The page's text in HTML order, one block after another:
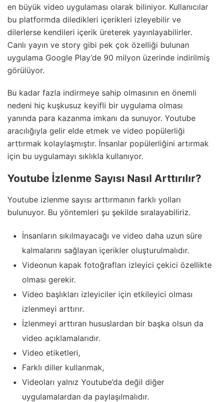
en büyük video uygulaması olarak biliniyor. Kullanıcılar
bu platformda diledikleri içerikleri izleyebilir ve
dilerlerse kendileri içerik üreterek yayınlayabilirler.
Canlı yayın ve story gibi pek çok özelliği bulunan
uygulama Google Play’de 90 milyon üzerinde indirilmiş
görülüyor.
Bu kadar fazla indirmeye sahip olmasının en önemli
nedeni hiç kuşkusuz keyifli bir uygulama olması
yanında para kazanma imkanı da sunuyor. Youtube
aracılığıyla gelir elde etmek ve video popülerliği
arttırmak kolaylaşmıştır. İnsanlar popülerliğini artırmak
için bu uygulamayı sıklıkla kullanıyor.
Youtube İzlenme Sayısı Nasıl Arttırılır?
Youtube izlenme sayısı arttırmanın farklı yolları
bulunuyor. Bu yöntemleri şu şekilde sıralayabiliriz.
İnsanların sıkılmayacağı ve video daha uzun süre
kalmalarını sağlayan içerikler oluşturulmalıdır.
Videonun kapak fotoğrafları izleyici çekici özellikte
olması gerekir.
Video başlıkları izleyiciler için etkileyici olması
izlenmeyi arttırır.
İzlenmeyi arttıran hususlardan bir başka olsun da
video açıklamalarıdır.
Video etiketleri,
Farklı diller kullanmak,
Videoları yalnız Youtube’da değil diğer
uygulamalardan da paylaşılmalıdır.